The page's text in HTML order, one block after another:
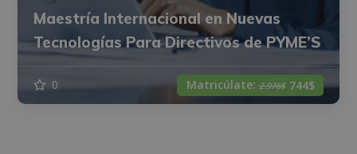
Maestría Internacional en Nuevas
Tecnologías Para Directivos de PYME’S
0 Matricúlate:2.976$ 744$